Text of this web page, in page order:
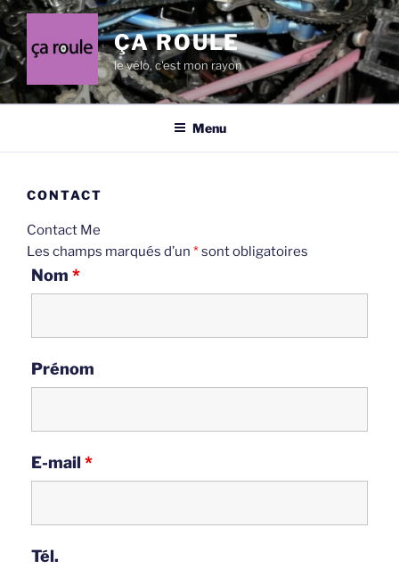
Aller
au
contenu
principal
ÇA ROULE
le vélo, c'est mon rayon
Menu
CONTACT
Contact Me
Les champs marqués d’un *sont obligatoires
Nom *
Prénom
E-mail *
Tél.